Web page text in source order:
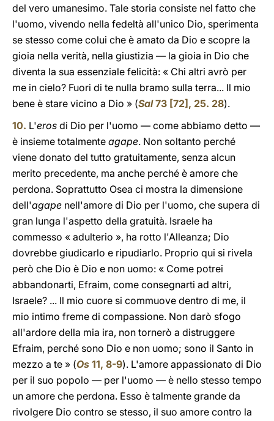
del vero umanesimo. Tale storia consiste nel fatto che
l'uomo, vivendo nella fedeltà all'unico Dio, sperimenta
se stesso come colui che è amato da Dio e scopre la
gioia nella verità, nella giustizia — la gioia in Dio che
diventa la sua essenziale felicità: « Chi altri avrò per
me in cielo? Fuori di te nulla bramo sulla terra... Il mio
bene è stare vicino a Dio » (Sal73 [72], 25. 28).
10. L'eros di Dio per l'uomo — come abbiamo detto —
è insieme totalmente agape. Non soltanto perché
viene donato del tutto gratuitamente, senza alcun
merito precedente, ma anche perché è amore che
perdona. Soprattutto Osea ci mostra la dimensione
dell'agape nell'amore di Dio per l'uomo, che supera di
gran lunga l'aspetto della gratuità. Israele ha
commesso « adulterio », ha rotto l'Alleanza; Dio
dovrebbe giudicarlo e ripudiarlo. Proprio qui si rivela
però che Dio è Dio e non uomo: « Come potrei
abbandonarti, Efraim, come consegnarti ad altri,
Israele? ... Il mio cuore si commuove dentro di me, il
mio intimo freme di compassione. Non darò sfogo
all'ardore della mia ira, non tornerò a distruggere
Efraim, perché sono Dio e non uomo; sono il Santo in
mezzo a te » (Os 11, 8-9). L'amore appassionato di Dio
per il suo popolo — per l'uomo — è nello stesso tempo
un amore che perdona. Esso è talmente grande da
rivolgere Dio contro se stesso, il suo amore contro la